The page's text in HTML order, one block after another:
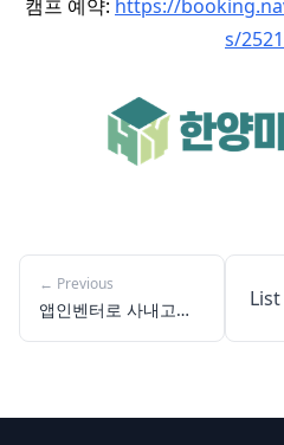
캠프 예약: https://
s/
← Previous
앱인벤터로 사내고등
List